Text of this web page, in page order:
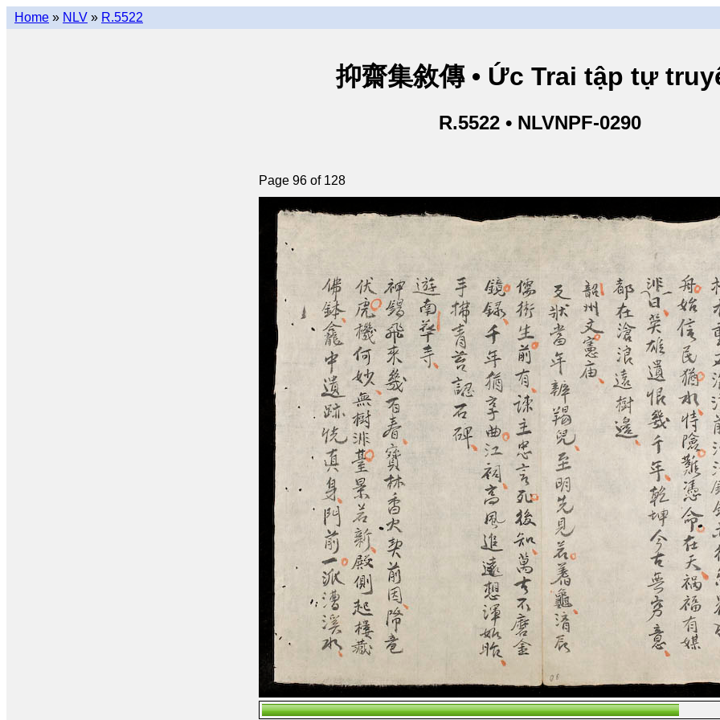
Home » NLV » R.5522
抑齋集敘傳 • Ức Trai tập tự
R.5522 • NLVNPF-0290
Page 96 of 128